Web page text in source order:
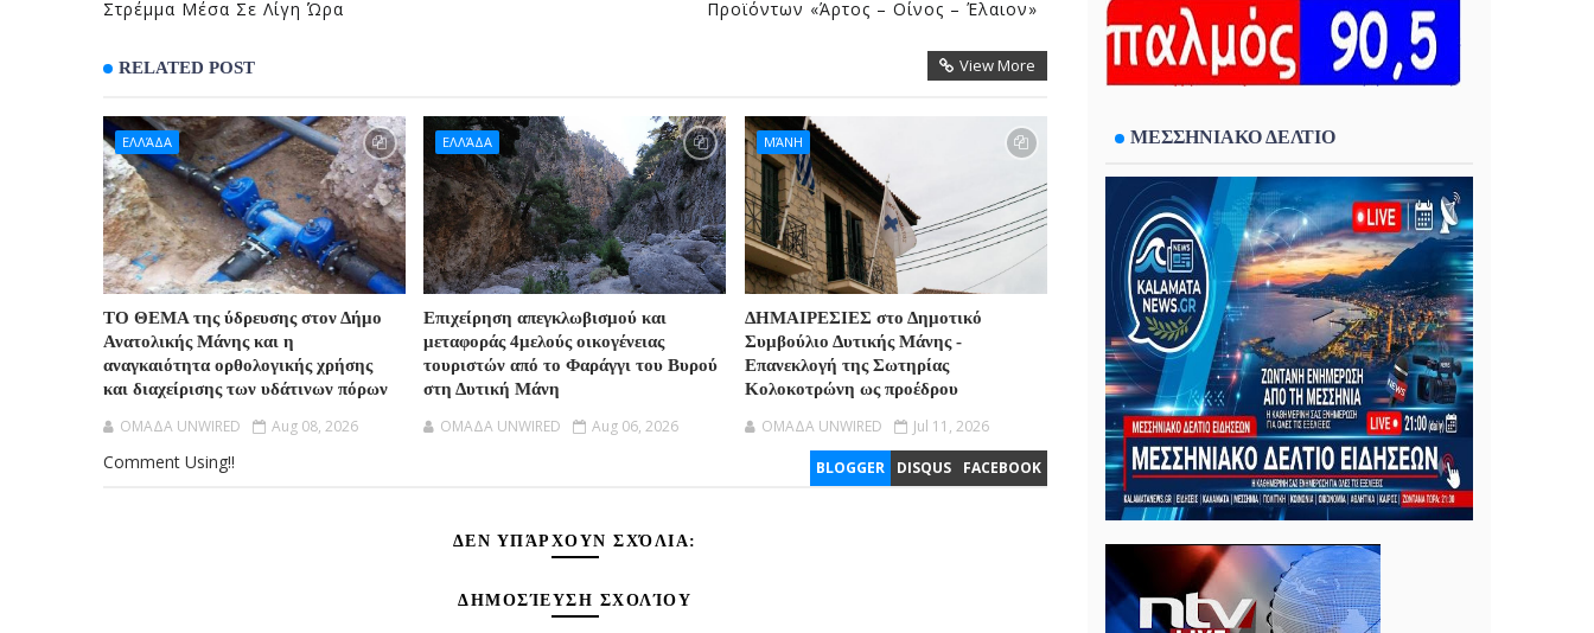
Στρέμμα Μέσα Σε Λίγη Ώρα
Προϊόντων «Άρτος – Οίνος – Έλαιον»
RELATED POST View More
ΕΛΛΆΔΑ
ΤΟ ΘΕΜΑ της ύδρευσης στον Δήμο
Ανατολικής Μάνης και η
αναγκαιότητα ορθολογικής χρήσης
και διαχείρισης των υδάτινων πόρων
OMAΔΑ UNWIRED Aug 08, 2026
ΕΛΛΆΔΑ
Επιχείρηση απεγκλωβισμού και
μεταφοράς 4μελούς οικογένειας
τουριστών από το Φαράγγι του Βυρού
στη Δυτική Μάνη
OMAΔΑ UNWIRED Aug 06, 2026
ΜΆΝΗ
ΔΗΜΑΙΡΕΣΙΕΣ στο Δημοτικό
Συμβούλιο Δυτικής Μάνης -
Επανεκλογή της Σωτηρίας
Κολοκοτρώνη ως προέδρου
OMAΔΑ UNWIRED Jul 11, 2026
BLOGGER DISQUS FACEBOOK
Comment Using!!
ΔΕΝ ΥΠΆΡΧΟΥΝ ΣΧΌΛΙΑ:
ΔΗΜΟΣΊΕΥΣΗ ΣΧΟΛΊΟΥ
ΜΕΣΣΗΝΙΑΚΟ ΔΕΛΤΙΟ